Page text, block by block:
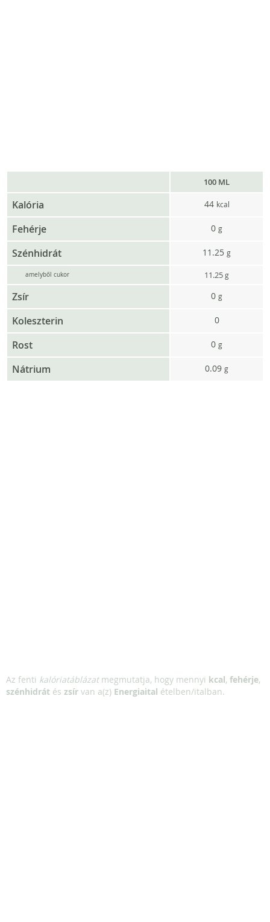
100 ML
Kalória 44 kcal
Fehérje 0 g
Szénhidrát 11.25 g
amelyből cukor 11.25g
Zsír 0 g
Koleszterin 0
Rost 0 g
Nátrium 0.09 g
Az fenti kalóriatáblázatmegmutatja, hogy mennyi kcal, fehérje,
szénhidrát és zsír van a(z) Energiaital ételben/italban.